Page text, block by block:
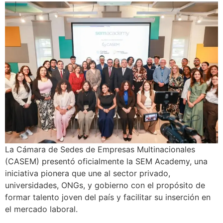
La Cámara de Sedes de Empresas Multinacionales
(CASEM) presentó oficialmente la SEM Academy, una
iniciativa pionera que une al sector privado,
universidades, ONGs, y gobierno con el propósito de
formar talento joven del país y facilitar su inserción en
el mercado laboral.